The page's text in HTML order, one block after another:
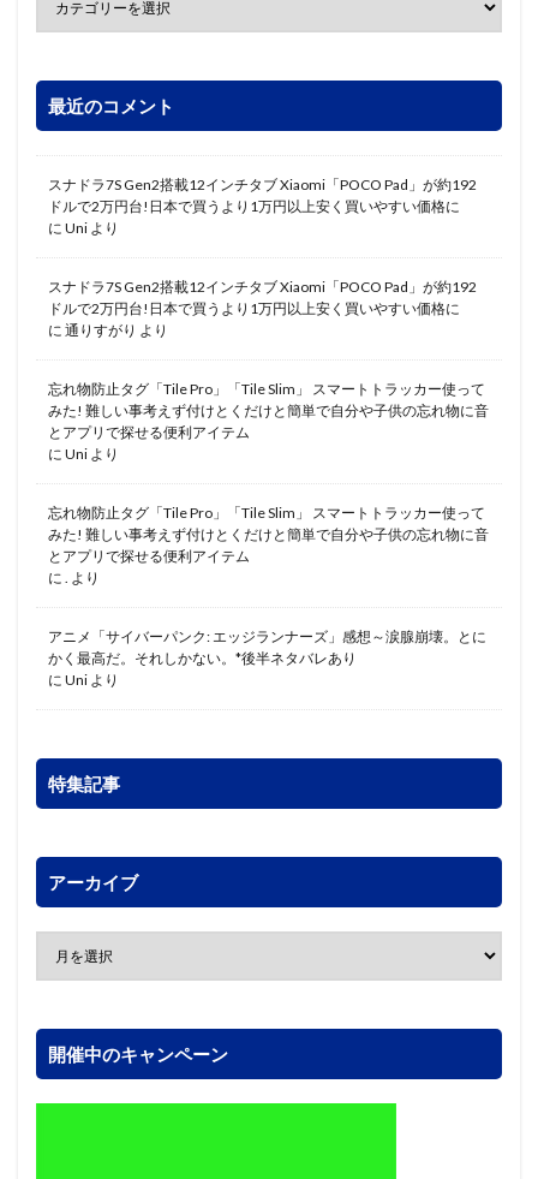
最近のコメント
スナドラ7S Gen2搭載12インチタブ Xiaomi「POCO Pad」が約192
ドルで2万円台!日本で買うより1万円以上安く買いやすい価格に
に Uni より
スナドラ7S Gen2搭載12インチタブ Xiaomi「POCO Pad」が約192
ドルで2万円台!日本で買うより1万円以上安く買いやすい価格に
に 通りすがり より
忘れ物防止タグ「Tile Pro」「Tile Slim」 スマートトラッカー使って
みた! 難しい事考えず付けとくだけと簡単で自分や子供の忘れ物に音
とアプリで探せる便利アイテム
に Uni より
忘れ物防止タグ「Tile Pro」「Tile Slim」 スマートトラッカー使って
みた! 難しい事考えず付けとくだけと簡単で自分や子供の忘れ物に音
とアプリで探せる便利アイテム
に . より
アニメ「サイバーパンク: エッジランナーズ」感想～涙腺崩壊。とに
かく最高だ。それしかない。*後半ネタバレあり
に Uni より
特集記事
アーカイブ
開催中のキャンペーン